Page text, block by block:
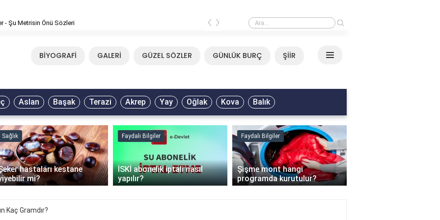
- Şu Metrisin Önü Sözleri Mirkelam - Tavla Sözleri
‹ ›
BİYOGRAFİ GALERİ GÜZEL SÖZLER GÜNLÜK BURÇ ŞİİR
Aslan Başak Terazi Akrep Yay Oğlak Kova Balık
Sağlık
hastaları kestane
mi?
Faydalı Bilgiler
İSKİ abonelik iptali nasıl
yapılır?
Faydalı Bilgiler
Şişme mont hangi
programda kurutulur?
›
Kaç Gramdır?